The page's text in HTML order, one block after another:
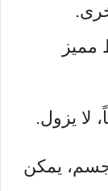
لا يزول.
يمكن